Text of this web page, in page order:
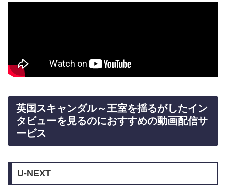
英国スキャンダル～王室を揺るがしたイン
タビューを見るのにおすすめの動画配信サ
ービス
U-NEXT